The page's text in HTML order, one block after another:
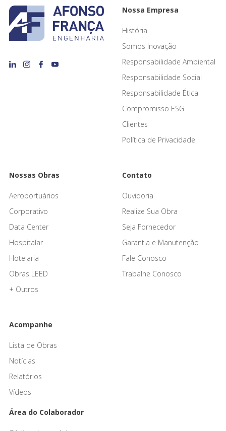
Nossa Empresa
História
Somos Inovação
Responsabilidade Ambiental
Responsabilidade Social
Responsabilidade Ética
Compromisso ESG
Clientes
Política de Privacidade
Nossas Obras
Aeroportuários
Corporativo
Data Center
Hospitalar
Hotelaria
Obras LEED
+ Outros
Contato
Ouvidoria
Realize Sua Obra
Seja Fornecedor
Garantia e Manutenção
Fale Conosco
Trabalhe Conosco
Acompanhe
Lista de Obras
Notícias
Relatórios
Vídeos
Área do Colaborador